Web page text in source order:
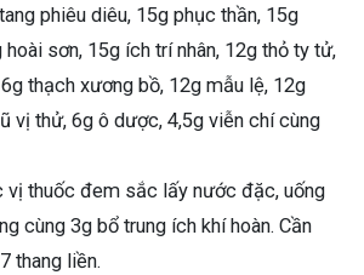
phiêu diêu, 15g phục thần, 15g
sơn, 15g ích trí nhân, 12g thỏ ty tử,
thạch xương bồ, 12g mẫu lệ, 12g
vị thử, 6g ô dược, 4,5g viễn chí cùng
vị thuốc đem sắc lấy nước đặc, uống
cùng 3g bổ trung ích khí hoàn. Cần
thang liền.